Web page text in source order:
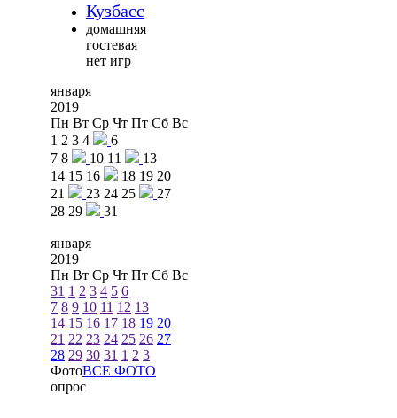
Кузбасс
домашняя
гостевая
нет игр
января
2019
Пн Вт Ср Чт Пт Сб Вс
1 2 3 4
6
7 8 10 11
13
14 15 16 18 19 20
21
23 24 25
27
28 29 31
января
2019
Пн Вт Ср Чт Пт Сб Вс
31 1 2 3 4 5 6
7 8 9 10 11 12 13
14 15 16 17 18 19 20
21 22 23 24 25 26 27
28 29 30 31 1 2 3
ФотоВСЕ ФОТО
опрос